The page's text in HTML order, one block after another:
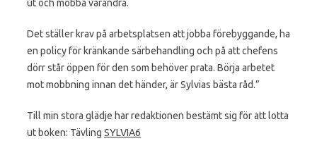
ut och mobba varandra.
Det ställer krav på arbetsplatsen att jobba förebyggande, ha
en policy för kränkande särbehandling och på att chefens
dörr står öppen för den som behöver prata. Börja arbetet
mot mobbning innan det händer, är Sylvias bästa råd.”
Till min stora glädje har redaktionen bestämt sig för att lotta
ut boken: Tävling SYLVIA6